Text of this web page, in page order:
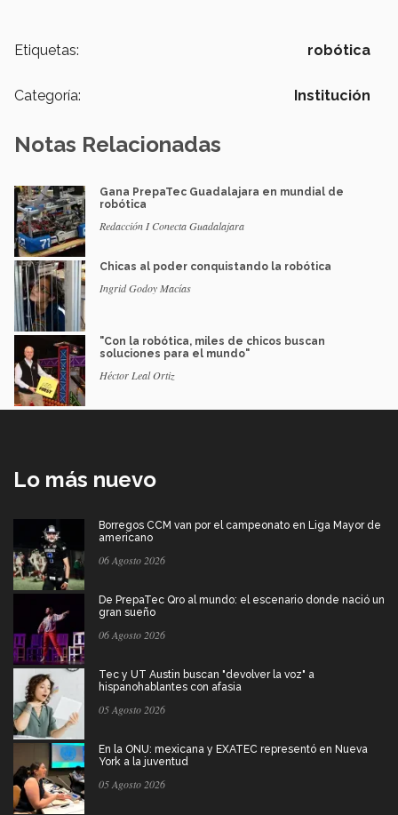
Etiquetas: robótica
Categoría: Institución
Notas Relacionadas
Gana PrepaTec Guadalajara en mundial de
robótica
Redacción I Conecta Guadalajara
Chicas al poder conquistando la robótica
Ingrid Godoy Macías
"Con la robótica, miles de chicos buscan
soluciones para el mundo"
Héctor Leal Ortiz
Lo más nuevo
Borregos CCM van por el campeonato en Liga Mayor de
americano
06 Agosto 2026
De PrepaTec Qro al mundo: el escenario donde nació un
gran sueño
06 Agosto 2026
Tec y UT Austin buscan "devolver la voz" a
hispanohablantes con afasia
05 Agosto 2026
En la ONU: mexicana y EXATEC representó en Nueva
York a la juventud
05 Agosto 2026